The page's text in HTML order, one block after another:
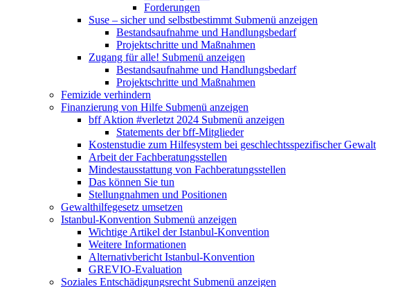
Forderungen
Suse – sicher und selbstbestimmt Submenü anzeigen
Bestandsaufnahme und Handlungsbedarf
Projektschritte und Maßnahmen
Zugang für alle! Submenü anzeigen
Bestandsaufnahme und Handlungsbedarf
Projektschritte und Maßnahmen
Femizide verhindern
Finanzierung von Hilfe Submenü anzeigen
bff Aktion #verletzt 2024 Submenü anzeigen
Statements der bff-Mitglieder
Kostenstudie zum Hilfesystem bei geschlechtsspezifischer Gewalt
Arbeit der Fachberatungsstellen
Mindestausstattung von Fachberatungsstellen
Das können Sie tun
Stellungnahmen und Positionen
Gewalthilfegesetz umsetzen
Istanbul-Konvention Submenü anzeigen
Wichtige Artikel der Istanbul-Konvention
Weitere Informationen
Alternativbericht Istanbul-Konvention
GREVIO-Evaluation
Soziales Entschädigungsrecht Submenü anzeigen